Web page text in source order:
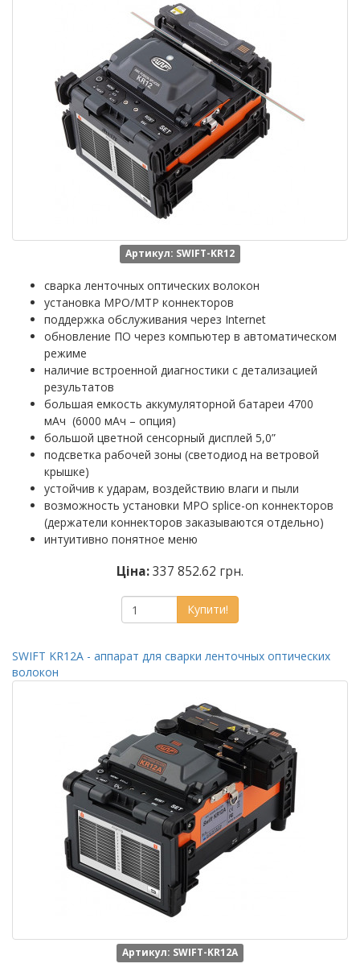
Артикул: SWIFT-KR12
сварка ленточных оптических волокон
установка MPO/MTP коннекторов
поддержка обслуживания через Internet
обновление ПО через компьютер в автоматическом
режиме
наличие встроенной диагностики с детализацией
результатов
большая емкость аккумуляторной батареи 4700
мАч (6000 мАч – опция)
большой цветной сенсорный дисплей 5,0”
подсветка рабочей зоны (светодиод на ветровой
крышке)
устойчив к ударам, воздействию влаги и пыли
возможность установки MPO splice-on коннекторов
(держатели коннекторов заказываются отдельно)
интуитивно понятное меню
Ціна:337 852.62 грн.
Купити!
SWIFT KR12A - аппарат для сварки ленточных оптических
волокон
Артикул: SWIFT-KR12A